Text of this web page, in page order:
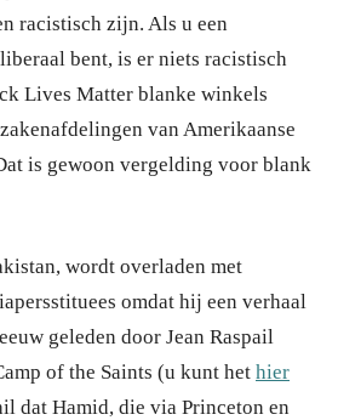
racistisch zijn. Als u een
bent, is er niets racistisch
Lives Matter blanke winkels
van Amerikaanse
is gewoon vergelding voor blank
wordt overladen met
omdat hij een verhaal
geleden door Jean Raspail
of the Saints (u kunt het hier
dat Hamid, die via Princeton en